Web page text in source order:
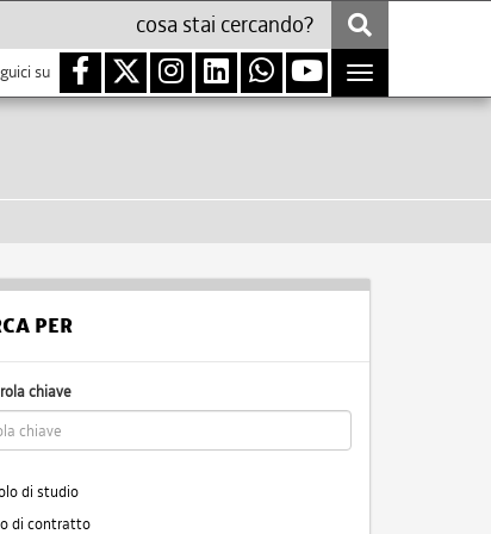
su
Toggle
navigation
PER
chiave
di studio
di contratto